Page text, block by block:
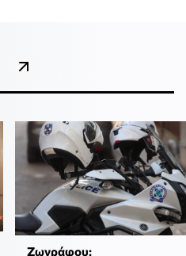
Ζωγράφου: